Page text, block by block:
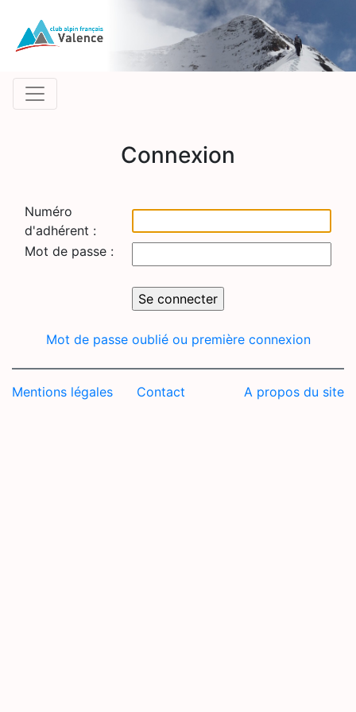
Connexion
Numéro
d'adhérent :
Mot de passe :
Mot de passe oublié ou première connexion
Mentions légales Contact A propos du site